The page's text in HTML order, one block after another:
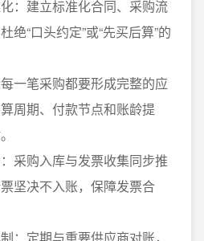
：建立标准化合同、采购流
绝“口头约定”或“先买后算”的
一笔采购都要形成完整的应
周期、付款节点和账龄提
采购入库与发票收集同步推
坚决不入账，保障发票合